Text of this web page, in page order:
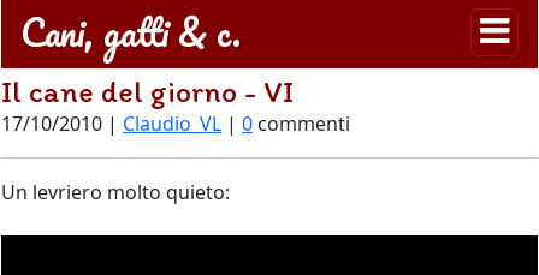
Cani, gatti & c.
Il cane del giorno - VI
17/10/2010 | Claudio_VL | 0 commenti
Un levriero molto quieto: